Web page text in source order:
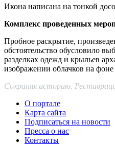
Икона написана на тонкой
Комплекс проведенных
Пробное раскрытие,
обстоятельство обусловило
разделках одежд и крыльев
изображении облачков на
Сохраняя историю.
О портале
Карта сайта
Подписаться на новости
Пресса о нас
Контакты